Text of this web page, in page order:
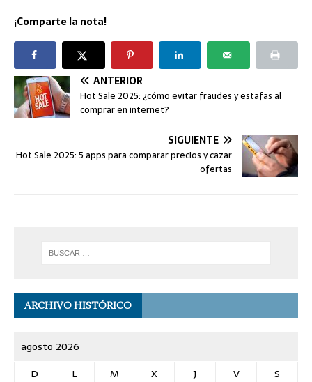
¡Comparte la nota!
ANTERIOR
Hot Sale 2025: ¿cómo evitar fraudes y estafas al
comprar en internet?
SIGUIENTE
Hot Sale 2025: 5 apps para comparar precios y cazar
ofertas
ARCHIVO HISTÓRICO
agosto 2026
D
L M X J V
S